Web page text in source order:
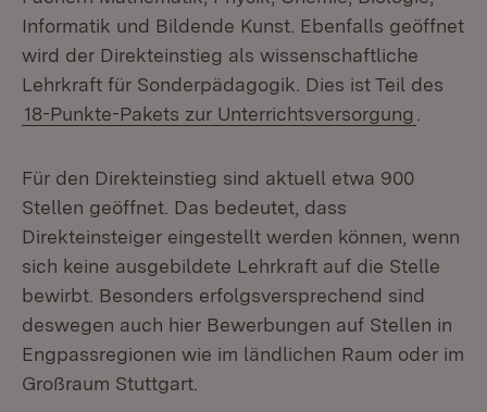
Informatik und Bildende Kunst. Ebenfalls geöffnet
wird der Direkteinstieg als wissenschaftliche
Lehrkraft für Sonderpädagogik. Dies ist Teil des
18-Punkte-Pakets zur Unterrichtsversorgung
Für den Direkteinstieg sind aktuell etwa 900
Stellen geöffnet. Das bedeutet, dass
Direkteinsteiger eingestellt werden können, wenn
sich keine ausgebildete Lehrkraft auf die Stelle
bewirbt. Besonders erfolgsversprechend sind
deswegen auch hier Bewerbungen auf Stellen in
Engpassregionen wie im ländlichen Raum oder im
Großraum Stuttgart.